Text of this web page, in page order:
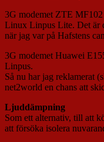
3G modemet ZTE
Linux Linpus Lite. Det är
när jag var på Hafstens
3G modemet Huawei
Linpus.
Så nu har jag reklamerat
net2world en chans att
Ljuddämpning
Som ett alternativ, till att
att försöka isolera